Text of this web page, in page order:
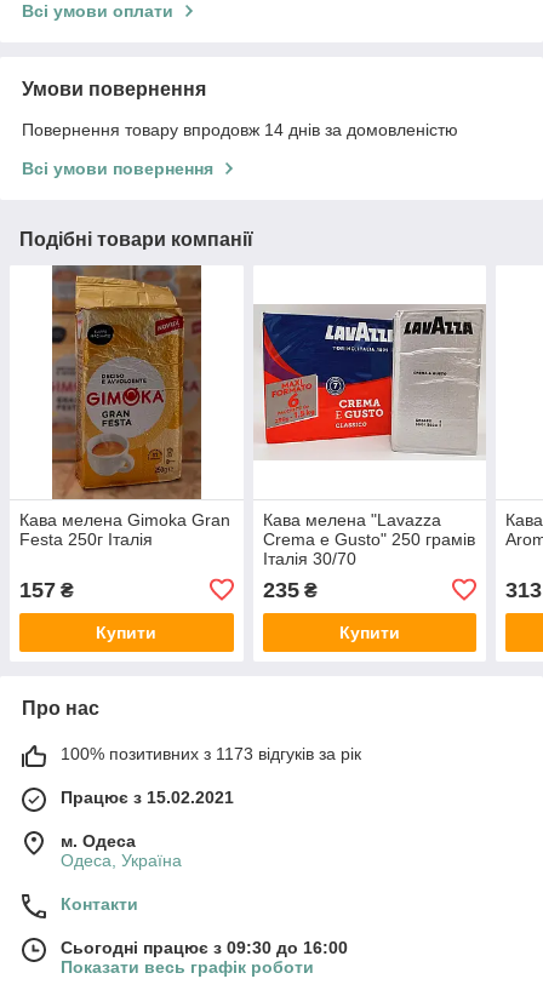
Всі умови оплати
Умови повернення
Повернення товару впродовж 14 днів за домовленістю
Всі умови повернення
Подібні товари компанії
Кава мелена Gimoka Gran
Festa 250г Італія
157 ₴
Купити
Кава мелена "Lavazza
Crema e Gusto" 250 грамів
Італія 30/70
235₴
Купити
313
Про нас
100% позитивних з 1173 відгуків за рік
Працює з 15.02.2021
м. Одеса
Одеса, Україна
Контакти
Сьогодні працює з 09:30 до 16:00
Показати весь графік роботи